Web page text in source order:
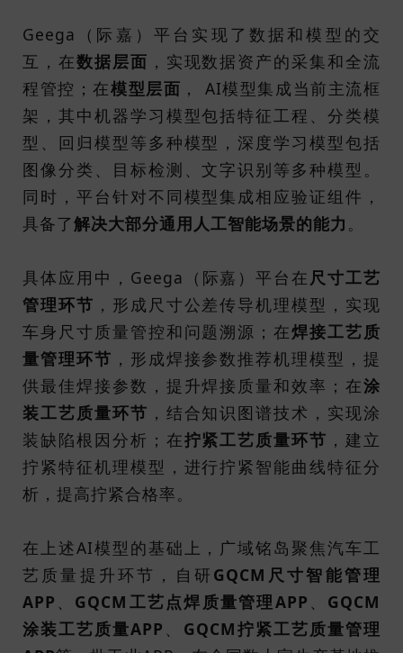
Geega（际嘉）平台实现了数据和模型的交
互，在数据层面 ，实现数据资产的采集和全流
程管控；在模型层面 ， AI模型集成当前主流框
架，其中机器学习模型包括特征工程、分类模
型、回归模型等多种模型，深度学习模型包括
图像分类、目标检测、文字识别等多种模型。
同时，平台针对不同模型集成相应验证组件，
具备了解决大部分通用人工智能场景的能力 。
具体应用中，Geega（际嘉）平台在 尺寸工艺
管理环节 ，形成尺寸公差传导机理模型，实现
车身尺寸质量管控和问题溯源；在焊接工艺质
量管理环节 ，形成焊接参数推荐机理模型，提
供最佳焊接参数，提升焊接质量和效率；在涂
装工艺质量环节 ，结合知识图谱技术，实现涂
装缺陷根因分析；在拧紧工艺质量环节 ，建立
拧紧特征机理模型，进行拧紧智能曲线特征分
析，提高拧紧合格率。
在上述AI模型的基础上，广域铭岛聚焦汽车工
艺质量提升环节，自研 GQCM尺寸智能管理
APP 、 GQCM工艺点焊质量管理APP 、 GQCM
涂装工艺质量APP 、 GQCM拧紧工艺质量管理